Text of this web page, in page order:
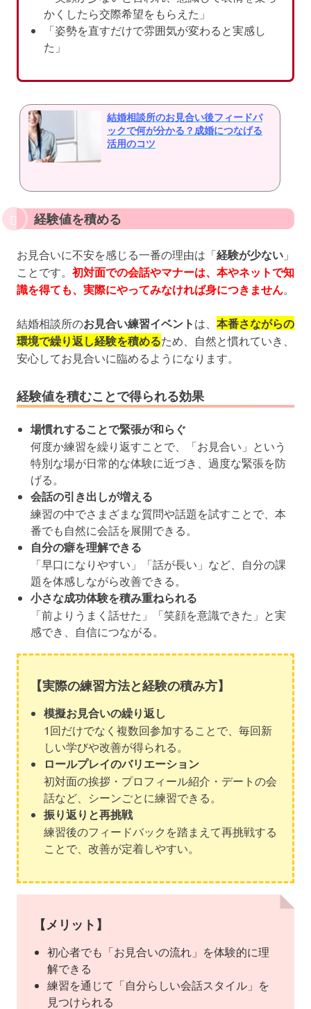
かくしたら交際希望をもらえた」
「姿勢を直すだけで雰囲気が変わると実感し
た」
結婚相談所のお見合い後フィードバ
ックで何が分かる？成婚につなげる
活用のコツ
経験値を積める
お見合いに不安を感じる一番の理由は「経験が少ない 」
ことです。 初対面での会話やマナーは、本やネットで知
識を得ても、実際にやってみなければ身につきません。
結婚相談所のお見合い練習イベント は、 本番さながらの
環境で繰り返し経験を積めるため、自然と慣れていき、
安心してお見合いに臨めるようになります。
経験値を積むことで得られる効果
場慣れすることで緊張が和らぐ
何度か練習を繰り返すことで、「お見合い」という
特別な場が日常的な体験に近づき、過度な緊張を防
げる。
会話の引き出しが増える
練習の中でさまざまな質問や話題を試すことで、本
番でも自然に会話を展開できる。
自分の癖を理解できる
「早口になりやすい」「話が長い」など、自分の課
題を体感しながら改善できる。
小さな成功体験を積み重ねられる
「前よりうまく話せた」「笑顔を意識できた」と実
感でき、自信につながる。
【実際の練習方法と経験の積み方】
模擬お見合いの繰り返し
1回だけでなく複数回参加することで、毎回新
しい学びや改善が得られる。
ロールプレイのバリエーション
初対面の挨拶・プロフィール紹介・デートの会
話など、シーンごとに練習できる。
振り返りと再挑戦
練習後のフィードバックを踏まえて再挑戦する
ことで、改善が定着しやすい。
【メリット】
初心者でも「お見合いの流れ」を体験的に理
解できる
練習を通じて「自分らしい会話スタイル」を
見つけられる